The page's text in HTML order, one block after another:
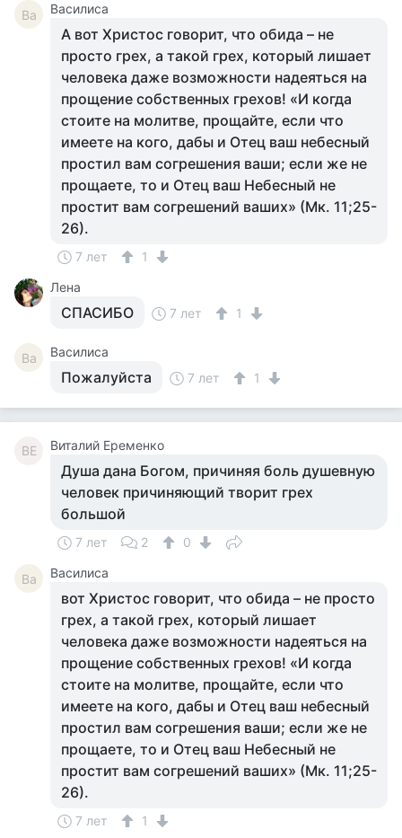
Ва Василиса
А вот Христос говорит, что обида – не
просто грех, а такой грех, который лишает
человека даже возможности надеяться на
прощение собственных грехов! «И когда
стоите на молитве, прощайте, если что
имеете на кого, дабы и Отец ваш небесный
простил вам согрешения ваши; если же не
прощаете, то и Отец ваш Небесный не
простит вам согрешений ваших» (Мк. 11;25-
26).
7 лет
1
Лена
СПАСИБО 7 лет 1
Ва Василиса
Пожалуйста 7 лет 1
ВЕ Виталий Еременко
Душа дана Богом, причиняя боль душевную
человек причиняющий творит грех
большой
7 лет 2 0
Ва Василиса
вот Христос говорит, что обида – не просто
грех, а такой грех, который лишает
человека даже возможности надеяться на
прощение собственных грехов! «И когда
стоите на молитве, прощайте, если что
имеете на кого, дабы и Отец ваш небесный
простил вам согрешения ваши; если же не
прощаете, то и Отец ваш Небесный не
простит вам согрешений ваших» (Мк. 11;25-
26).
7 лет 1